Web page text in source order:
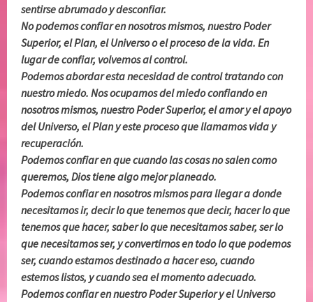
sentirse abrumado y desconfiar.
No podemos confiar en nosotros mismos, nuestro Poder
Superior, el Plan, el Universo o el proceso de la vida. En
lugar de confiar, volvemos al control.
Podemos abordar esta necesidad de control tratando con
nuestro miedo. Nos ocupamos del miedo confiando en
nosotros mismos, nuestro Poder Superior, el amor y el apoyo
del Universo, el Plan y este proceso que llamamos vida y
recuperación.
Podemos confiar en que cuando las cosas no salen como
queremos, Dios tiene algo mejor planeado.
Podemos confiar en nosotros mismos para llegar a donde
necesitamos ir, decir lo que tenemos que decir, hacer lo que
tenemos que hacer, saber lo que necesitamos saber, ser lo
que necesitamos ser, y convertirnos en todo lo que podemos
ser, cuando estamos destinado a hacer eso, cuando
estemos listos, y cuando sea el momento adecuado.
Podemos confiar en nuestro Poder Superior y el Universo